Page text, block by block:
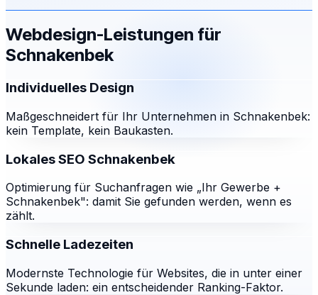
Webdesign-Leistungen für
Schnakenbek
Individuelles Design
Maßgeschneidert für Ihr Unternehmen in Schnakenbek:
kein Template, kein Baukasten.
Lokales SEO Schnakenbek
Optimierung für Suchanfragen wie „Ihr Gewerbe +
Schnakenbek": damit Sie gefunden werden, wenn es
zählt.
Schnelle Ladezeiten
Modernste Technologie für Websites, die in unter einer
Sekunde laden: ein entscheidender Ranking-Faktor.